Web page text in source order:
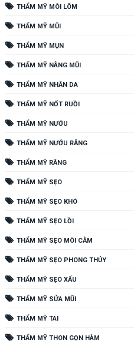
THẨM MỸ MÔI LÕM
THẨM MỸ MŨI
THẨM MỸ MỤN
THẨM MỸ NÂNG MŨI
THẨM MỸ NHĂN DA
THẨM MỸ NỐT RUỒI
THẨM MỸ NƯỚU
THẨM MỸ NƯỚU RĂNG
THẨM MỸ RĂNG
THẨM MỸ SẸO
THẨM MỸ SẸO KHÓ
THẨM MỸ SẸO LỒI
THẨM MỸ SẸO MÔI CẰM
THẨM MỸ SẸO PHONG THỦY
THẨM MỸ SẸO XẤU
THẨM MỸ SỬA MŨI
THẨM MỸ TAI
THẨM MỸ THON GỌN HÀM